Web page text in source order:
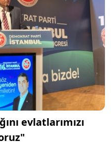
evlatlarımızı